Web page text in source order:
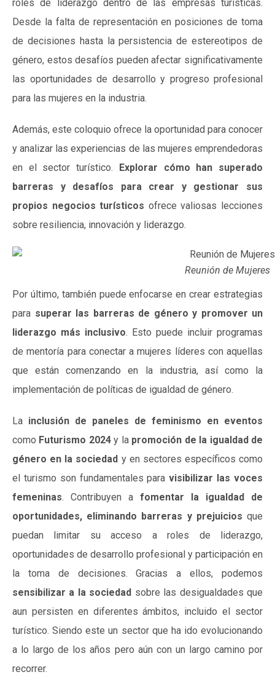
roles de liderazgo dentro de las empresas turísticas.
Desde la falta de representación en posiciones de toma
de decisiones hasta la persistencia de estereotipos de
género, estos desafíos pueden afectar significativamente
las oportunidades de desarrollo y progreso profesional
para las mujeres en la industria.
Además, este coloquio ofrece la oportunidad para conocer
y analizar las experiencias de las mujeres emprendedoras
en el sector turístico. Explorar cómo han superado
barreras y desafíos para crear y gestionar sus
propios negocios turísticos ofrece valiosas lecciones
sobre resiliencia, innovación y liderazgo.
Reunión de Mujeres
Por último, también puede enfocarse en crear estrategias
para superar las barreras de género y promover un
liderazgo más inclusivo. Esto puede incluir programas
de mentoría para conectar a mujeres líderes con aquellas
que están comenzando en la industria, así como la
implementación de políticas de igualdad de género.
La inclusión de paneles de feminismo en eventos
como Futurismo 2024y la promoción de la igualdad de
género en la sociedad y en sectores específicos como
el turismo son fundamentales paravisibilizar las voces
femeninas. Contribuyen a fomentar la igualdad de
oportunidades, eliminando barreras y prejuicios que
puedan limitar su acceso a roles de liderazgo,
oportunidades de desarrollo profesional y participación en
la toma de decisiones. Gracias a ellos, podemos
sensibilizar a la sociedad sobre las desigualdades que
aun persisten en diferentes ámbitos, incluido el sector
turístico. Siendo este un sector que ha ido evolucionando
a lo largo de los años pero aún con un largo camino por
recorrer.